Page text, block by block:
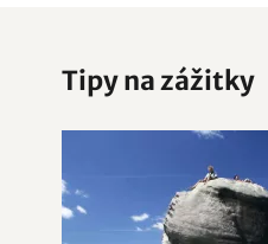
Tipy na zážitky